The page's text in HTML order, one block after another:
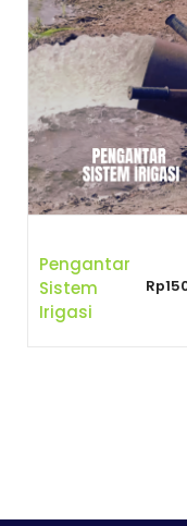
Pengantar
Sistem
Irigasi
Rp